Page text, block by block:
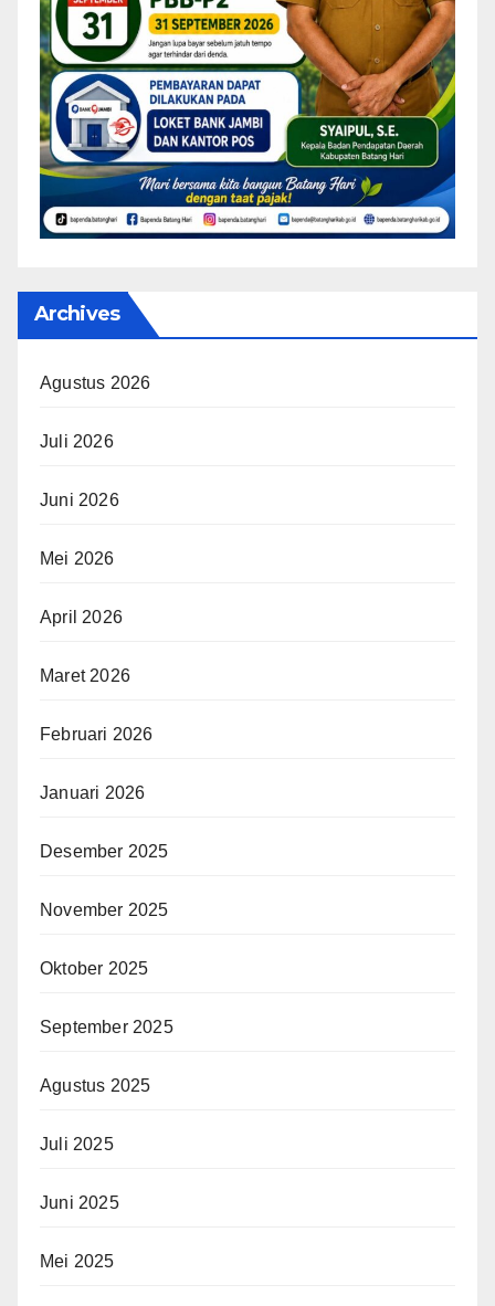
Archives
Agustus 2026
Juli 2026
Juni 2026
Mei 2026
April 2026
Maret 2026
Februari 2026
Januari 2026
Desember 2025
November 2025
Oktober 2025
September 2025
Agustus 2025
Juli 2025
Juni 2025
Mei 2025